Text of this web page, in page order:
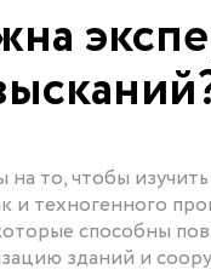
то, чтобы
и техногенного
способны
зданий и